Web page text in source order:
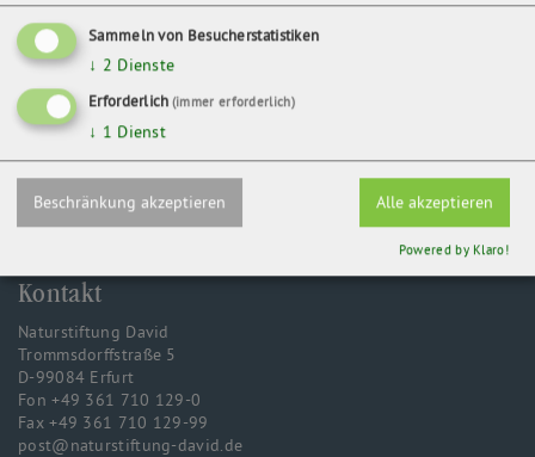
01968 Senftenberg
ZURÜCK
Kontakt
Naturstiftung David
Trommsdorffstraße 5
D-99084 Erfurt
Fon +49 361 710 129-0
Fax +49 361 710 129-99
post@naturstiftung-david.de
Sammeln von Besucherstatistiken
↓ 2 Dienste
Erforderlich (immer erforderlich)
↓ 1 Dienst
Beschränkung akzeptieren Alle akzeptieren
Powered by Klaro!